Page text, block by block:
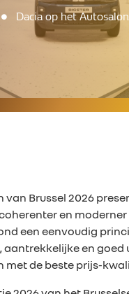
Dacia op het
van Brussel 2026
en moderner
een eenvoudig
aantrekkelijke en goed
met de beste prijs-